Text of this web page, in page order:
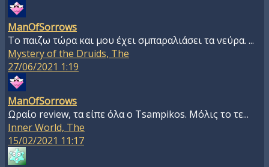
ManOfSorrows
To παιζω τώρα και μου έχει σμπαραλιάσει τα νεύρα. ...
Mystery of the Druids, The
27/06/2021 1:19
ManOfSorrows
Ωραίο review, τα είπε όλα ο Tsampikos. Μόλις το τε...
Inner World, The
15/02/2021 11:17